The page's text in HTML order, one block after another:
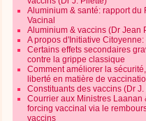
Aluminium & santé: rapport du
Vacinal
Aluminium & vaccins (Dr Jean
A propos d'Initiative
Certains effets secondaires
contre la grippe classique
Comment améliorer la
liberté en matière de
Constituants des vaccins (Dr J.
Courrier aux Ministres Laanan
forcing vaccinal via le
vaccins